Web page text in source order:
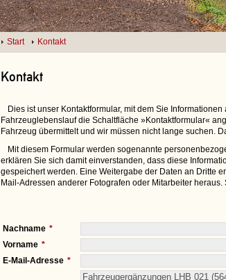
Start Kontakt
Kontakt
Dies ist unser Kontaktformular, mit dem Sie
Fahrzeuglebenslauf die Schaltfläche »Kontaktformular«
Fahrzeug übermittelt und wir müssen nicht lange suchen.
Mit diesem Formular werden sogenannte
erklären Sie sich damit einverstanden, dass diese
gespeichert werden. Eine Weitergabe der Daten an Dritte
Mail-Adressen anderer Fotografen oder Mitarbeiter
Nachname
Vorname
E-Mail-Adresse